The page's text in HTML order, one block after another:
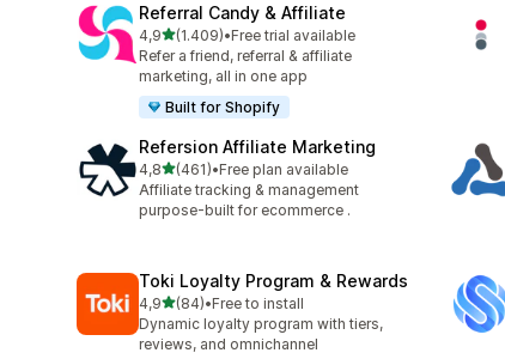
Referral Candy & Affiliate
4,9stelle su 5
(1.409)
1409 recensioni totali
•Free trial available
Refer a friend, referral & affiliate
marketing, all in one app
Built for Shopify
Refersion Affiliate Marketing
4,8stelle su 5
(461)
461 recensioni totali
•Free plan available
Affiliate tracking & management
purpose-built for ecommerce .
Toki Loyalty Program & Rewards
4,9stelle su 5
(84)
84 recensioni totali
•Free to install
Dynamic loyalty program with tiers,
reviews, and omnichannel